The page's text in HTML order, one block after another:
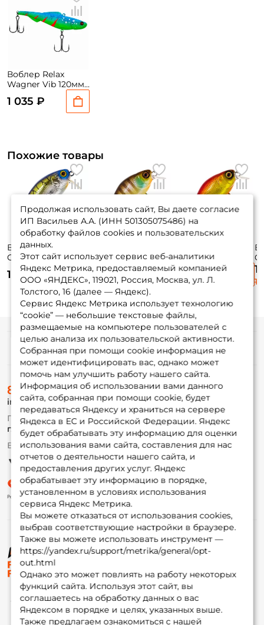
Воблер Relax
Wagner Vib 120мм.
40гр. L588 sinking
1 035 ₽
Похожие товары
Воблер Jackall
Cherry 0 Footer
48мм. 7,6гр.
chrome tiger до
0,2м. floating
1 190 ₽
Chubby 38мм. SR
4гр. до 1м. noike
gill floating
1 190 ₽
Chubby 38мм. SR
4гр. до 1м. hl red &
gold floating
1 190 ₽ 1
1
Продолжая использовать сайт, Вы даете согласие
ИП Васильев А.А. (ИНН 501305075486) на
обработку файлов cookies и пользовательских
данных.
Этот сайт использует сервис веб-аналитики
Яндекс Метрика, предоставляемый компанией
ООО «ЯНДЕКС», 119021, Россия, Москва, ул. Л.
Толстого, 16 (далее — Яндекс).
Сервис Яндекс Метрика использует технологию
“cookie” — небольшие текстовые файлы,
размещаемые на компьютере пользователей с
целью анализа их пользовательской активности.
Собранная при помощи cookie информация не
может идентифицировать вас, однако может
помочь нам улучшить работу нашего сайта.
Информация об использовании вами данного
сайта, собранная при помощи cookie, будет
передаваться Яндексу и храниться на сервере
Яндекса в ЕС и Российской Федерации. Яндекс
будет обрабатывать эту информацию для оценки
использования вами сайта, составления для нас
отчетов о деятельности нашего сайта, и
предоставления других услуг. Яндекс
обрабатывает эту информацию в порядке,
установленном в условиях использования
сервиса Яндекс Метрика.
Вы можете отказаться от использования cookies,
выбрав соответствующие настройки в браузере.
Также вы можете использовать инструмент —
https://yandex.ru/support/metrika/general/opt-
out.html
Однако это может повлиять на работу некоторых
функций сайта. Используя этот сайт, вы
соглашаетесь на обработку данных о вас
Яндексом в порядке и целях, указанных выше.
Также предлагаем ознакомиться с нашей
© ФоксФишинг, 2009-2026
Информация
О магазине
Доставка
Оплата
Fox-bonus
Гуру
Партнерская программа
8 (495) 532-77-88
info@foxfishing.ru
По вопросам с заказом
г. Москва, ул. Плеханова д.7
Ежедневно 10:00 до 20:00